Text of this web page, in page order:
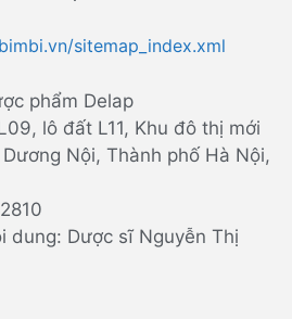
sitemap_index.xml
phẩm Delap
lô đất L11, Khu đô thị mới
Nội, Thành phố Hà Nội,
dung: Dược sĩ Nguyễn Thị